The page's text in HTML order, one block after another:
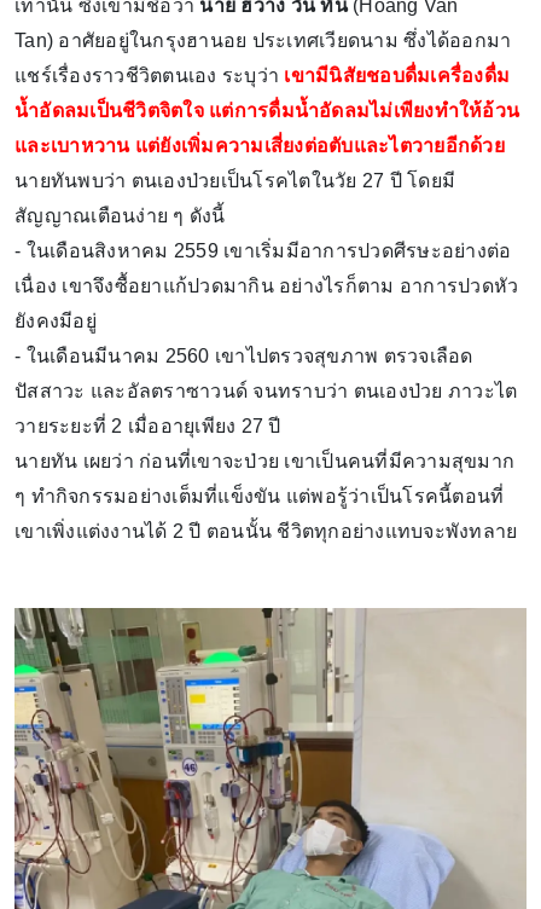
เท่านั้น ซึ่งเขามีชื่อว่า นาย ฮว่าง วัน ทัน(Hoang Van
Tan) อาศัยอยู่ในกรุงฮานอย ประเทศเวียดนาม ซึ่งได้ออกมา
แชร์เรื่องราวชีวิตตนเอง ระบุว่า เขามีนิสัยชอบดื่มเครื่องดื่ม
น้ำอัดลมเป็นชีวิตจิตใจ แต่การดื่มน้ำอัดลมไม่เพียงทำให้อ้วน
และเบาหวาน แต่ยังเพิ่มความเสี่ยงต่อตับและไตวายอีกด้วย
นายทันพบว่า ตนเองป่วยเป็นโรคไตในวัย 27 ปี โดยมี
สัญญาณเตือนง่าย ๆ ดังนี้
- ในเดือนสิงหาคม 2559 เขาเริ่มมีอาการปวดศีรษะอย่างต่อ
เนื่อง เขาจึงซื้อยาแก้ปวดมากิน อย่างไรก็ตาม อาการปวดหัว
ยังคงมีอยู่
- ในเดือนมีนาคม 2560 เขาไปตรวจสุขภาพ ตรวจเลือด
ปัสสาวะ และอัลตราซาวนด์ จนทราบว่า ตนเองป่วย ภาวะไต
วายระยะที่ 2 เมื่ออายุเพียง 27 ปี
นายทัน เผยว่า ก่อนที่เขาจะป่วย เขาเป็นคนที่มีความสุขมาก
ๆ ทำกิจกรรมอย่างเต็มที่แข็งขัน แต่พอรู้ว่าเป็นโรคนี้ตอนที่
เขาเพิ่งแต่งงานได้ 2 ปี ตอนนั้น ชีวิตทุกอย่างแทบจะพังทลาย